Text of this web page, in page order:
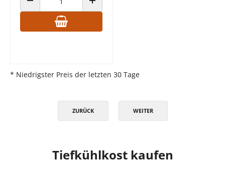
ANZAHL VERRINGERN ANZAHL ERHÖHEN
* Niedrigster Preis der letzten 30 Tage
ZURÜCK WEITER
Tiefkühlkost kaufen